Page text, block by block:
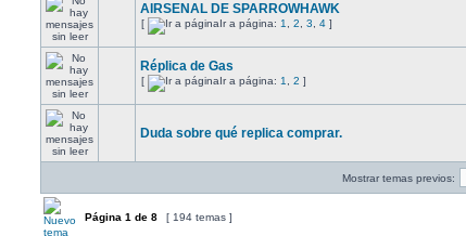
AIRSENAL DE SPARROWHAWK
[ Ir a página: 1 2 3 4 ]
Réplica de Gas
[ Ir a página: 1 2 ]
Duda sobre qué replica comprar.
Mostrar temas previos:
Página 1 de 8 [ 194 temas ]